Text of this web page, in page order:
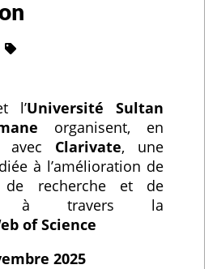
l’Université Sultan
organisent, en
avec Clarivate, une
à l’amélioration de
de recherche et de
à travers la
of Science
2025